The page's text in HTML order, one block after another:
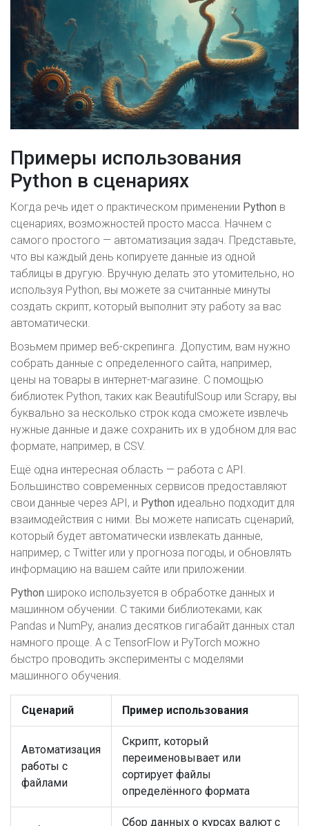
Примеры использования
Python в сценариях
Когда речь идет о практическом применении Python в
сценариях, возможностей просто масса. Начнем с
самого простого — автоматизация задач. Представьте,
что вы каждый день копируете данные из одной
таблицы в другую. Вручную делать это утомительно, но
используя Python, вы можете за считанные минуты
создать скрипт, который выполнит эту работу за вас
автоматически.
Возьмем пример веб-скрепинга. Допустим, вам нужно
собрать данные с определенного сайта, например,
цены на товары в интернет-магазине. С помощью
библиотек Python, таких как BeautifulSoup или Scrapy, вы
буквально за несколько строк кода сможете извлечь
нужные данные и даже сохранить их в удобном для вас
формате, например, в CSV.
Ещё одна интересная область — работа с API.
Большинство современных сервисов предоставляют
свои данные через API, и Python идеально подходит для
взаимодействия с ними. Вы можете написать сценарий,
который будет автоматически извлекать данные,
например, с Twitter или у прогноза погоды, и обновлять
информацию на вашем сайте или приложении.
Python широко используется в обработке данных и
машинном обучении. С такими библиотеками, как
Pandas и NumPy, анализ десятков гигабайт данных стал
намного проще. А с TensorFlow и PyTorch можно
быстро проводить эксперименты с моделями
машинного обучения.
Сценарий Пример использования
Автоматизация
работы с
файлами
Скрипт, который
переименовывает или
сортирует файлы
определённого формата
Сбор данных о курсах валют с